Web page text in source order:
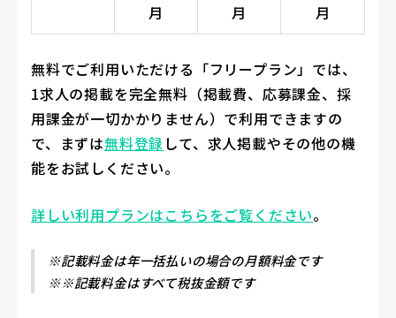
月
月
月
無料でご利用いただける「フリープラン」では、
1求人の掲載を完全無料（掲載費、応募課金、採
用課金が一切かかりません）で利用できますの
で、まずは無料登録 して、求人掲載やその他の機
能をお試しください。
詳しい利用プランはこちらをご覧ください。
※記載料金は年一括払いの場合の月額料金です
※※記載料金はすべて税抜金額です